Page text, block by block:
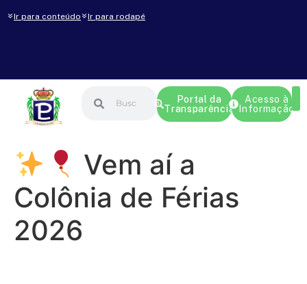
Ir para conteúdo Ir para rodapé
Portal da
Transparência
Acesso à
Informação
Vem aí a
Colônia de Férias
2026